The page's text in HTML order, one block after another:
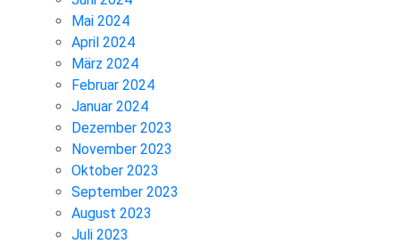
Mai 2024
April 2024
März 2024
Februar 2024
Januar 2024
Dezember 2023
November 2023
Oktober 2023
September 2023
August 2023
Juli 2023